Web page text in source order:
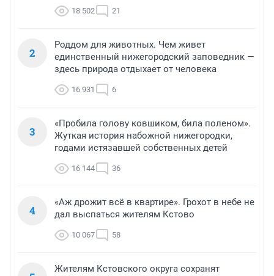
18 502 21
2
Роддом для животных. Чем живет
единственный нижегородский заповедник —
здесь природа отдыхает от человека
16 931 6
3
«Пробила голову ковшиком, била поленом».
Жуткая история набожной нижегородки,
годами истязавшей собственных детей
16 144 36
4
«Аж дрожит всё в квартире». Грохот в небе не
дал выспаться жителям Кстово
10 067 58
Жителям Кстовского округа сохранят